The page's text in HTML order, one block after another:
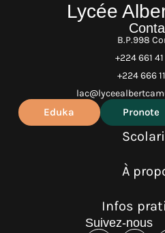
Lycée
B.P.998
+224 661
+224 666
Eduka Pronote
À
Infos
Suivez-nous